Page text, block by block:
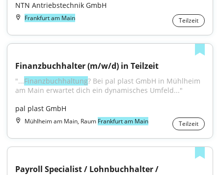
NTN Antriebstechnik GmbH
Frankfurt am Main Teilzeit
Finanzbuchhalter (m/w/d) in Teilzeit
"...Finanzbuchhaltung? Bei pal plast GmbH in Mühlheim
am Main erwartet dich ein dynamisches Umfeld..."
pal plast GmbH
Mühlheim am Main, Raum Frankfurt am Main Teilzeit
Payroll Specialist / Lohnbuchhalter /